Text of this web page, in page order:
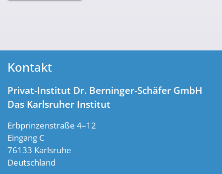
Kontakt
Privat-Institut Dr. Berninger-Schäfer GmbH
Das Karlsruher Institut
Erbprinzenstraße 4–12
Eingang C
76133 Karlsruhe
Deutschland